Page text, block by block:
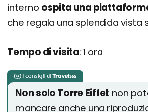
interno ospita una
che regala una splendida vista
Tempo di visita: 1 ora
Non solo Torre Eiffel: non
mancare anche una